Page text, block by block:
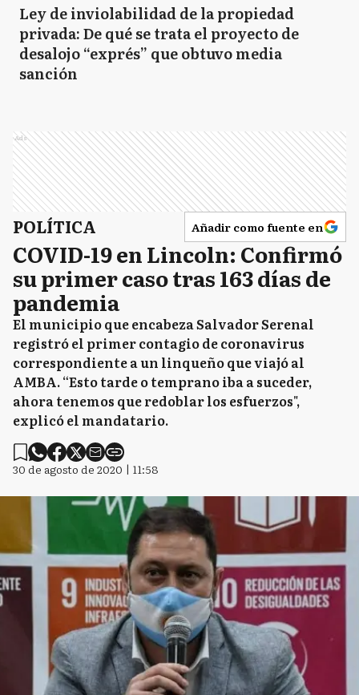
Ley de inviolabilidad de la propiedad
privada: De qué se trata el proyecto de
desalojo “exprés” que obtuvo media
sanción
Ads
POLÍTICA Añadir como fuente en
COVID-19 en Lincoln: Confirmó
su primer caso tras 163 días de
pandemia
El municipio que encabeza Salvador Serenal
registró el primer contagio de coronavirus
correspondiente a un linqueño que viajó al
AMBA. “Esto tarde o temprano iba a suceder,
ahora tenemos que redoblar los esfuerzos",
explicó el mandatario.
30 de agosto de 2020 | 11:58